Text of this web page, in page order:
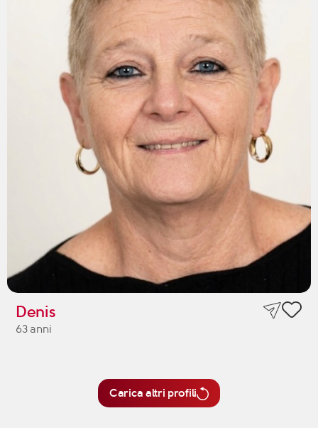
Denis
63 anni
Carica altri profili